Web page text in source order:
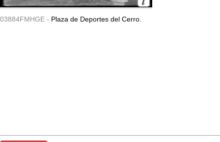
03884FMHGE - Plaza de Deportes del Cerro.